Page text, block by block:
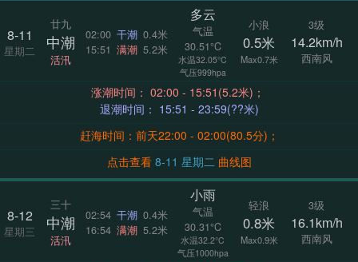
8-11
星期二
廿九
中潮
活汛
02:00 干潮 0.4米
15:51 满潮 5.2米
多云
气温
30.51°C
水温32.05°C
气压999hpa
小浪
0.5米
Max0.7米
3级
14.2km/h
西南风
涨潮时间： 02:00 - 15:51(5.2米)；
退潮时间： 15:51 - 23:59(??米)
赶海时间：前天22:00 - 02:00(80.5分)；
点击查看
8-11 星期二 曲线图
8-12
星期三
三十
中潮
活汛
02:54 干潮 0.4米
16:54 满潮 5.2米
小雨
气温
30.31°C
水温32.2°C
气压1000hpa
轻浪
0.8米
Max0.9米
3级
16.1km/h
西南风